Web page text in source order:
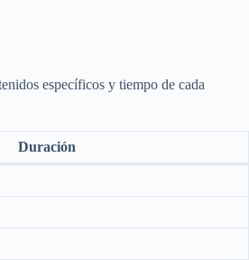
específicos y tiempo de cada
Duración